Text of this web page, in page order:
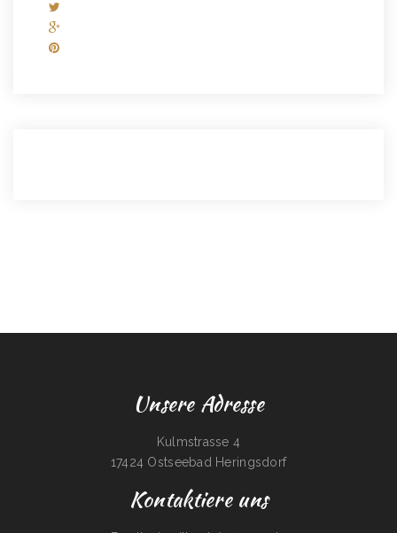
Unsere Adresse
Kulmstrasse 4
17424 Ostseebad Heringsdorf
Kontaktiere uns